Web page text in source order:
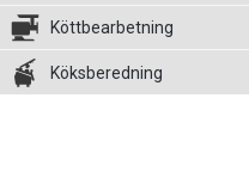
Köttbearbetning
Köksberedning